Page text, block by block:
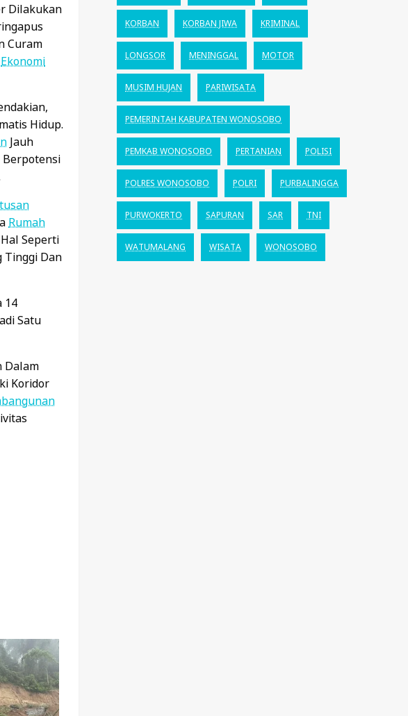
Dilakukan
Curam
Ekonomi
Hidup.
Jauh
Berpotensi
Rumah
Seperti
Tinggi Dan
14
Satu
Dalam
Koridor
KORBAN KORBAN JIWA KRIMINAL
LONGSOR MENINGGAL MOTOR
MUSIM HUJAN PARIWISATA
PEMERINTAH KABUPATEN WONOSOBO
PEMKAB WONOSOBO PERTANIAN POLISI
POLRES WONOSOBO POLRI PURBALINGGA
PURWOKERTO SAPURAN SAR TNI
WATUMALANG WISATA WONOSOBO